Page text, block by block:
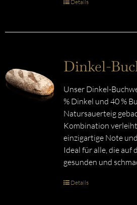
Details
Dinkel-
Unser Dinkel-
% Dinkel und 40 %
Natursauerteig
Kombination
einzigartige Note
Ideal für alle, die auf
gesunden und
Details